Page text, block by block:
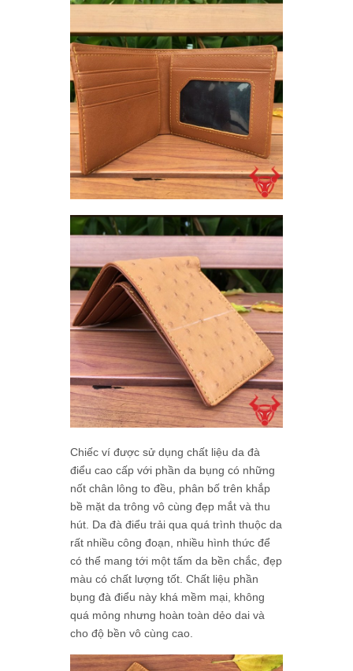
Chiếc ví được sử dụng chất liệu da đà
điểu cao cấp với phần da bụng có những
nốt chân lông to đều, phân bố trên khắp
bề mặt da trông vô cùng đẹp mắt và thu
hút. Da đà điểu trải qua quá trình thuộc da
rất nhiều công đoạn, nhiều hình thức để
có thể mang tới một tấm da bền chắc, đẹp
màu có chất lượng tốt. Chất liệu phần
bụng đà điểu này khá mềm mại, không
quá mỏng nhưng hoàn toàn dẻo dai và
cho độ bền vô cùng cao.